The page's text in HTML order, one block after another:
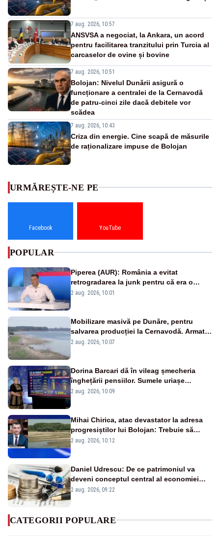
7 aug. 2026, 10:57
ANSVSA a negociat, la Ankara, un acord
pentru facilitarea tranzitului prin Turcia al
carcaselor de ovine și bovine
7 aug. 2026, 10:51
Bolojan: Nivelul Dunării asigură o
funcționare a centralei de la Cernavodă
de patru-cinci zile dacă debitele vor
scădea
7 aug. 2026, 10:43
Criza din energie. Cine scapă de măsurile
de raționalizare impuse de Bolojan
URMĂREȘTE-NE PE
Facebook YouTube
POPULAR
Piperea (AUR): România a evitat
retrogradarea la junk pentru că era o
catastrofă pentru bănci și fondurile de
2 aug. 2026, 10:01
Mobilizare masivă pe Dunăre, pentru
salvarea producției la Cernavodă. Armata
va detona o stâncă și va devia apa
2 aug. 2026, 10:07
Dorina Barcari dă în vileag șmecheria
înghețării pensiilor. Sumele uriașe
pierdute de fiecare român
2 aug. 2026, 10:09
Mihai Chirica, atac devastator la adresa
progresiștilor lui Bolojan: Trebuie să
protejăm și natura, dar nu șținem omaneii
2 aug. 2026, 10:12
Daniel Udrescu: De ce patrimoniul va
deveni conceptul central al economiei
viitoare?
2 aug. 2026, 09:22
CATEGORII POPULARE